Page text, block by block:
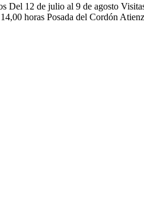
Del 12 de julio al 9 de agosto
horas Posada del Cordón